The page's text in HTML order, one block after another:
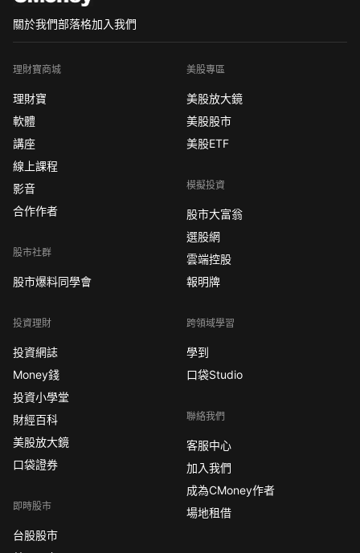
關於我們部落格加入我們
理財寶商城
理財寶
軟體
講座
線上課程
影音
合作作者
股市社群
股市爆料同學會
投資理財
投資網誌
Money錢
投資小學堂
財經百科
美股放大鏡
口袋證券
即時股市
台股股市
美股專區
美股放大鏡
美股股市
美股ETF
模擬投資
股市大富翁
選股網
雲端控股
報明牌
跨領域學習
學到
口袋Studio
聯絡我們
客服中心
加入我們
成為CMoney作者
場地租借